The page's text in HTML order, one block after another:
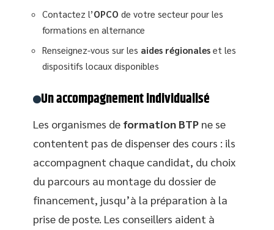
Contactez l’OPCO de votre secteur pour les
formations en alternance
Renseignez-vous sur les aides régionales et les
dispositifs locaux disponibles
Un accompagnement individualisé
Les organismes de formation BTP ne se
contentent pas de dispenser des cours : ils
accompagnent chaque candidat, du choix
du parcours au montage du dossier de
financement, jusqu’à la préparation à la
prise de poste. Les conseillers aident à